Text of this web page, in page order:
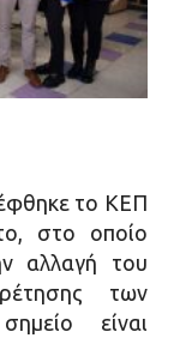
το ΚΕΠ
στο οποίο
αλλαγή του
των
είναι